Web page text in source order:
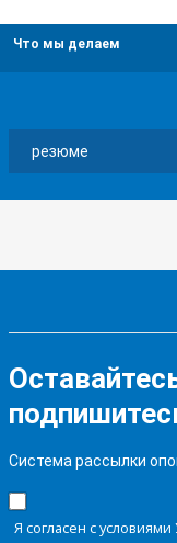
Что мы делаем
Система рассылки
Я согласен с